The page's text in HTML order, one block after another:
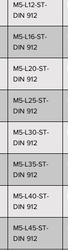
M5-L12-ST-
DIN 912
M5-L16-ST-
DIN 912
M5-L20-ST-
DIN 912
M5-L25-ST-
DIN 912
M5-L30-ST-
DIN 912
M5-L35-ST-
DIN 912
M5-L40-ST-
DIN 912
M5-L45-ST-
DIN 912